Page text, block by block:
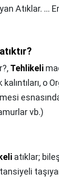
Atıklar. ...
Tehlikeli
o
vb.)
atıklar;